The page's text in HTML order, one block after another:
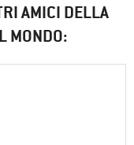
AMICI DELLA
MONDO: